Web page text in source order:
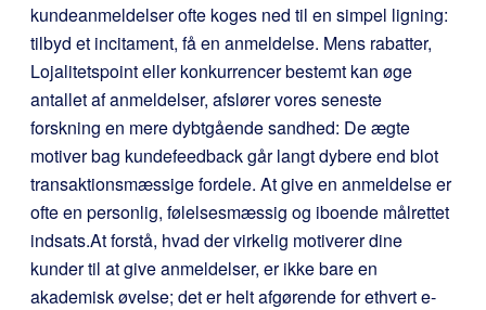
kundeanmeldelser ofte koges ned til en simpel ligning:
tilbyd et incitament, få en anmeldelse. Mens rabatter,
Lojalitetspoint eller konkurrencer bestemt kan øge
antallet af anmeldelser, afslører vores seneste
forskning en mere dybtgående sandhed: De ægte
motiver bag kundefeedback går langt dybere end blot
transaktionsmæssige fordele. At give en anmeldelse er
ofte en personlig, følelsesmæssig og iboende målrettet
indsats.At forstå, hvad der virkelig motiverer dine
kunder til at give anmeldelser, er ikke bare en
akademisk øvelse; det er helt afgørende for ethvert e-